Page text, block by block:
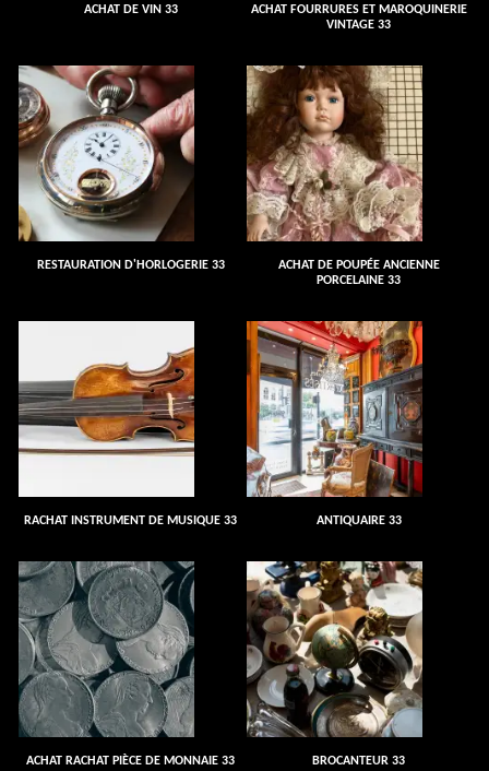
ACHAT DE VIN 33
ACHAT FOURRURES ET MAROQUINERIE
VINTAGE 33
RESTAURATION D'HORLOGERIE 33
ACHAT DE POUPÉE ANCIENNE
PORCELAINE 33
RACHAT INSTRUMENT DE MUSIQUE 33 ANTIQUAIRE 33
ACHAT RACHAT PIÈCE DE MONNAIE 33 BROCANTEUR 33